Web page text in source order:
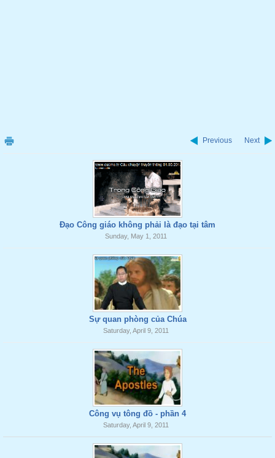
Previous Next
Đạo Công giáo không phải là đạo tại tâm
Sunday, May 1, 2011
Sự quan phòng của Chúa
Saturday, April 9, 2011
Công vụ tông đồ - phần 4
Saturday, April 9, 2011